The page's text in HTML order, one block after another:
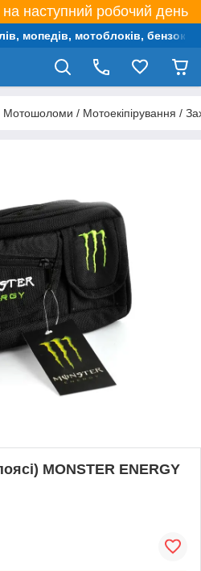
наступний робочий день
мопедів, мотоблоків,
Мотошоломи / Мотоекіпірування /
MONSTER ENERGY